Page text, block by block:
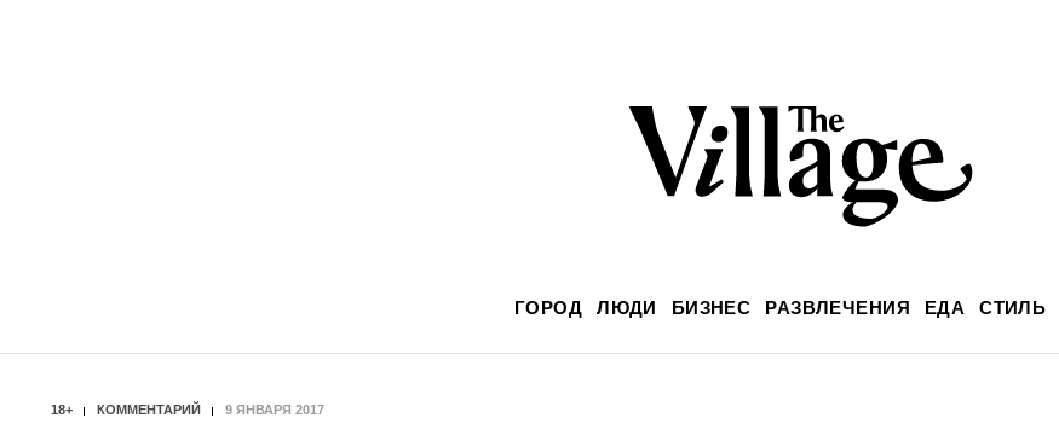
ГОРОД ЛЮДИ БИЗНЕС РАЗВЛЕЧЕНИЯ ЕДА СТИЛЬ
18+ КОММЕНТАРИЙ 9 ЯНВАРЯ 2017